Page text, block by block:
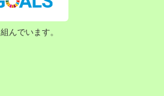
んでいます。